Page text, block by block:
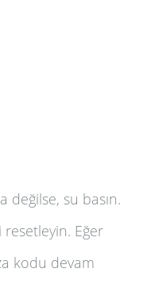
değilse, su basın.
resetleyin. Eğer
kodu devam